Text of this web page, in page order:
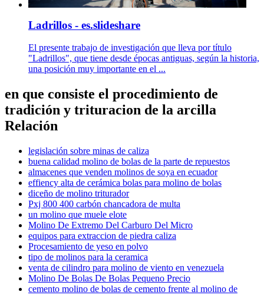
Ladrillos - es.slideshare
El presente trabajo de investigación que lleva por título
"Ladrillos", que tiene desde épocas antiguas, según la historia,
una posición muy importante en el ...
en que consiste el procedimiento de
tradición y trituracion de la arcilla
Relación
legislación sobre minas de caliza
buena calidad molino de bolas de la parte de repuestos
almacenes que venden molinos de soya en ecuador
effiency alta de cerámica bolas para molino de bolas
diceño de molino triturador
Pxj 800 400 carbón chancadora de multa
un molino que muele elote
Molino De Extremo Del Carburo Del Micro
equipos para extraccion de piedra caliza
Procesamiento de yeso en polvo
tipo de molinos para la ceramica
venta de cilindro para molino de viento en venezuela
Molino De Bolas De Bolas Pequeno Precio
cemento molino de bolas de cemento frente al molino de